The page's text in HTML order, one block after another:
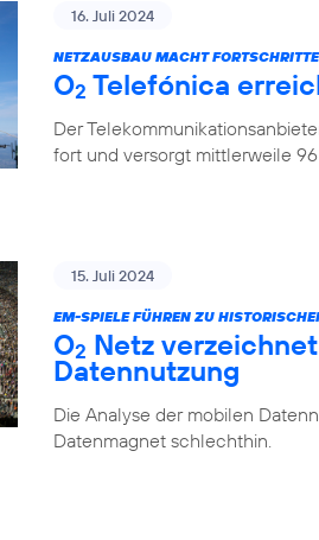
16. Juli 2024
NETZAUSBAU MACHT
O2 Telefónica
Der
fort und versorgt mittlerweile
15. Juli 2024
EM-SPIELE FÜHREN ZU
O2 Netz
Datennutzung
Die Analyse der mobilen
Datenmagnet schlechthin.